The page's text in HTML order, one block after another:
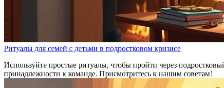
Ритуалы для семей с детьми в подростковом кризисе
Используйте простые ритуалы, чтобы пройти через
принадлежности к команде. Присмотритесь к нашим советам!